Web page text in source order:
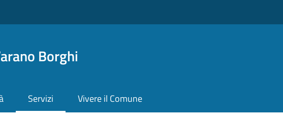
Borghi
Servizi Vivere il Comune